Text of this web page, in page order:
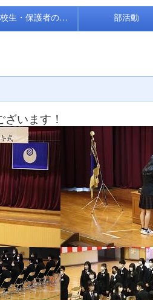
在校生・保護者の皆様 部活動
います！